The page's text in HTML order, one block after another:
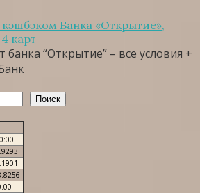
Банка «Открытие»,
карт
банка “Открытие” – все условия +
Поиск